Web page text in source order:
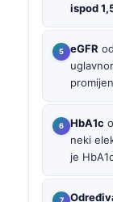
ispod
eGFR od
HbA1c
neki
je